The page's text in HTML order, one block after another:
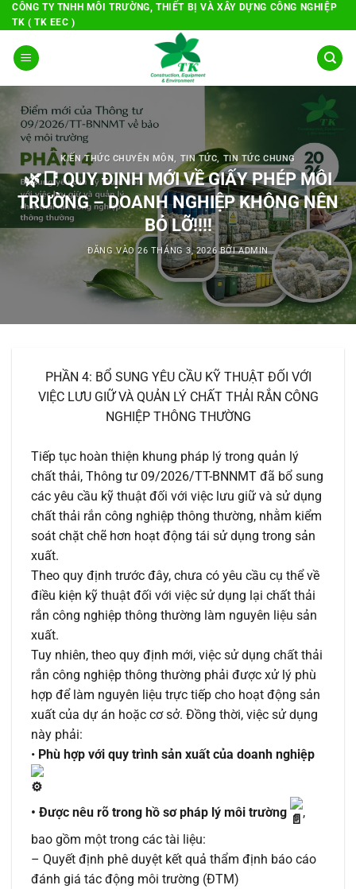
Bỏ
qua
nội
dung
CÔNG TY TNHH MÔI TRƯỜNG, THIẾT BỊ VÀ XÂY DỰNG CÔNG NGHIỆP
TK ( TK EEC )
KIẾN THỨC CHUYÊN MÔN, TIN TỨC, TIN TỨC CHUNG
🌿📑 QUY ĐỊNH MỚI VỀ GIẤY PHÉP MÔI
TRƯỜNG – DOANH NGHIỆP KHÔNG NÊN
BỎ LỠ!!!!
ĐĂNG VÀO26 THÁNG 3, 2026 BỞIADMIN
PHẦN 4: BỔ SUNG YÊU CẦU KỸ THUẬT ĐỐI VỚI
VIỆC LƯU GIỮ VÀ QUẢN LÝ CHẤT THẢI RẮN CÔNG
NGHIỆP THÔNG THƯỜNG
Tiếp tục hoàn thiện khung pháp lý trong quản lý
chất thải, Thông tư 09/2026/TT-BNNMT đã bổ sung
các yêu cầu kỹ thuật đối với việc lưu giữ và sử dụng
chất thải rắn công nghiệp thông thường, nhằm kiểm
soát chặt chẽ hơn hoạt động tái sử dụng trong sản
xuất.
Theo quy định trước đây, chưa có yêu cầu cụ thể về
điều kiện kỹ thuật đối với việc sử dụng lại chất thải
rắn công nghiệp thông thường làm nguyên liệu sản
xuất.
Tuy nhiên, theo quy định mới, việc sử dụng chất thải
rắn công nghiệp thông thường phải được xử lý phù
hợp để làm nguyên liệu trực tiếp cho hoạt động sản
xuất của dự án hoặc cơ sở. Đồng thời, việc sử dụng
này phải:
• Phù hợp với quy trình sản xuất của doanh nghiệp
• Được nêu rõ trong hồ sơ pháp lý môi trường
,
bao gồm một trong các tài liệu:
– Quyết định phê duyệt kết quả thẩm định báo cáo
đánh giá tác động môi trường (ĐTM)